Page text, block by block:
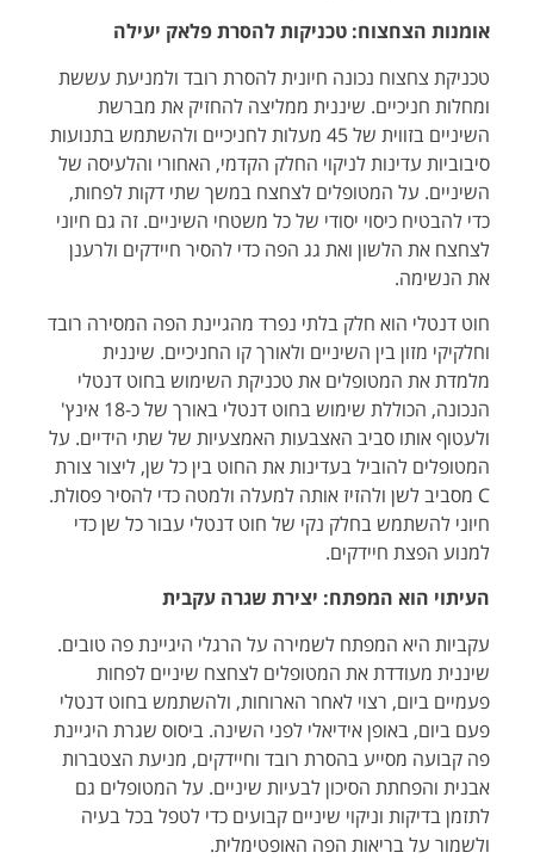
אומנות הצחצוח: טכניקות להסרת פלאק יעילה
טכניקת צחצוח נכונה חיונית להסרת רובד ולמניעת עששת
ומחלות חניכיים. שיננית ממליצה להחזיק את מברשת
השיניים בזווית של 45 מעלות לחניכיים ולהשתמש בתנועות
סיבוביות עדינות לניקוי החלק הקדמי, האחורי והלעיסה של
השיניים. על המטופלים לצחצח במשך שתי דקות לפחות,
כדי להבטיח כיסוי יסודי של כל משטחי השיניים. זה גם חיוני
לצחצח את הלשון ואת גג הפה כדי להסיר חיידקים ולרענן
את הנשימה.
חוט דנטלי הוא חלק בלתי נפרד מהגיינת הפה המסירה רובד
וחלקיקי מזון בין השיניים ולאורך קו החניכיים. שיננית
מלמדת את המטופלים את טכניקת השימוש בחוט דנטלי
הנכונה, הכוללת שימוש בחוט דנטלי באורך של כ-18 אינץ'
ולעטוף אותו סביב האצבעות האמצעיות של שתי הידיים. על
המטופלים להוביל בעדינות את החוט בין כל שן, ליצור צורת
C מסביב לשן ולהזיז אותה למעלה ולמטה כדי להסיר פסולת.
חיוני להשתמש בחלק נקי של חוט דנטלי עבור כל שן כדי
למנוע הפצת חיידקים.
העיתוי הוא המפתח: יצירת שגרה עקבית
עקביות היא המפתח לשמירה על הרגלי היגיינת פה טובים.
שיננית מעודדת את המטופלים לצחצח שיניים לפחות
פעמיים ביום, רצוי לאחר הארוחות, ולהשתמש בחוט דנטלי
פעם ביום, באופן אידיאלי לפני השינה. ביסוס שגרת היגיינת
פה קבועה מסייע בהסרת רובד וחיידקים, מניעת הצטברות
אבנית והפחתת הסיכון לבעיות שיניים. על המטופלים גם
לתזמן בדיקות וניקוי שיניים קבועים כדי לטפל בכל בעיה
ולשמור על בריאות הפה האופטימלית.